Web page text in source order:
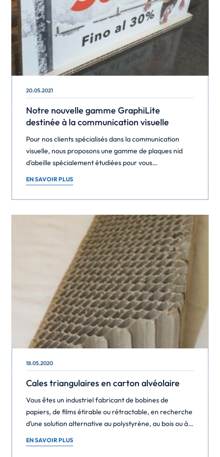
20.05.2021
Notre nouvelle gamme GraphiLite
destinée à la communication visuelle
Pour nos clients spécialisés dans la communication
visuelle, nous proposons une gamme de plaques nid
d’abeille spécialement étudiées pour vous
Lieu de Vente, mobilier de salon ou évènementiel,
signalétique intérieure, panneaux publicitaires, totems,
appelée GraphiLite®, est fabriquée à partir de papiers
EN SAVOIR PLUS
18.05.2020
Cales triangulaires en carton alvéolaire
Vous êtes un industriel fabricant de bobines de
papiers, de films étirable ou rétractable, en recherche
d’une solution alternative au polystyrène, au bois ou à
vous sembler l’élément indispensable à la sécurisation
EN SAVOIR PLUS